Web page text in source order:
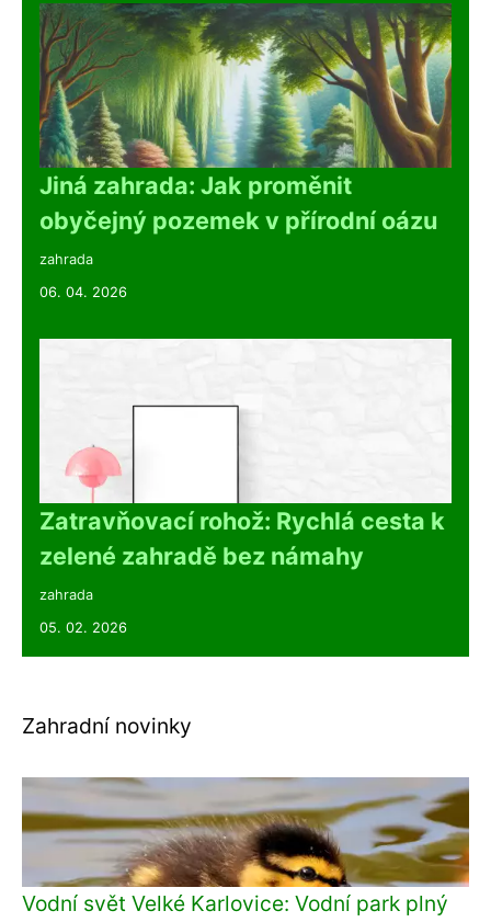
Jiná zahrada: Jak proměnit
obyčejný pozemek v přírodní oázu
zahrada
06. 04. 2026
Zatravňovací rohož: Rychlá cesta k
zelené zahradě bez námahy
zahrada
05. 02. 2026
Zahradní novinky
Vodní svět Velké Karlovice: Vodní park plný